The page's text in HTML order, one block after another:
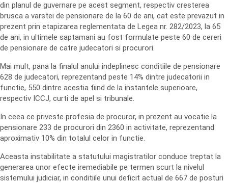
din planul de guvernare pe acest segment, respectiv cresterea
brusca a varstei de pensionare de la 60 de ani, cat este prevazut in
prezent prin etapizarea reglementata de Legea nr. 282/2023, la 65
de ani, in ultimele saptamani au fost formulate peste 60 de cereri
de pensionare de catre judecatori si procurori.
Mai mult, pana la finalul anului indeplinesc conditiile de pensionare
628 de judecatori, reprezentand peste 14% dintre judecatorii in
functie, 550 dintre acestia fiind de la instantele superioare,
respectiv ICCJ, curti de apel si tribunale.
In ceea ce priveste profesia de procuror, in prezent au vocatie la
pensionare 233 de procurori din 2360 in activitate, reprezentand
aproximativ 10% din totalul celor in functie.
Aceasta instabilitate a statutului magistratilor conduce treptat la
generarea unor efecte iremediabile pe termen scurt la nivelul
sistemului judiciar, in conditiile unui deficit actual de 667 de posturi